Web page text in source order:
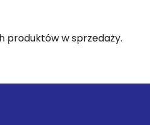
produktów w sprzedaży.